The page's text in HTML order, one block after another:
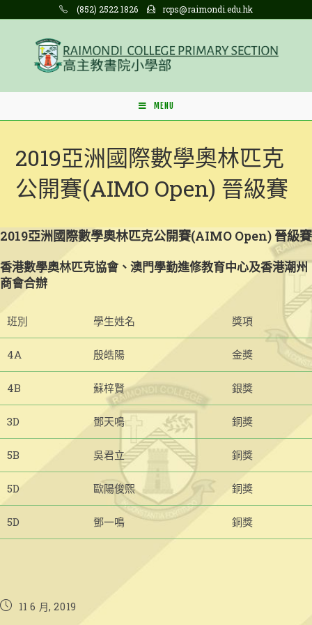
content
(852) 2522 1826 rcps@raimondi.edu.hk
MENU
2019亞洲國際數學奧林匹克
公開賽(AIMO Open) 晉級賽
2019亞洲國際數學奧林匹克公開賽(AIMO Open) 晉級賽
香港數學奧林匹克協會、澳門學勤進修教育中心及香港潮州
商會合辦
班別 學生姓名 獎項
4A 殷皓陽 金獎
4B 蘇梓賢 銀獎
3D 鄧天鳴 銅獎
5B 吳君立 銅獎
5D 歐陽俊熙 銅獎
5D 鄧一鳴 銅獎
Post11 6 月, 2019